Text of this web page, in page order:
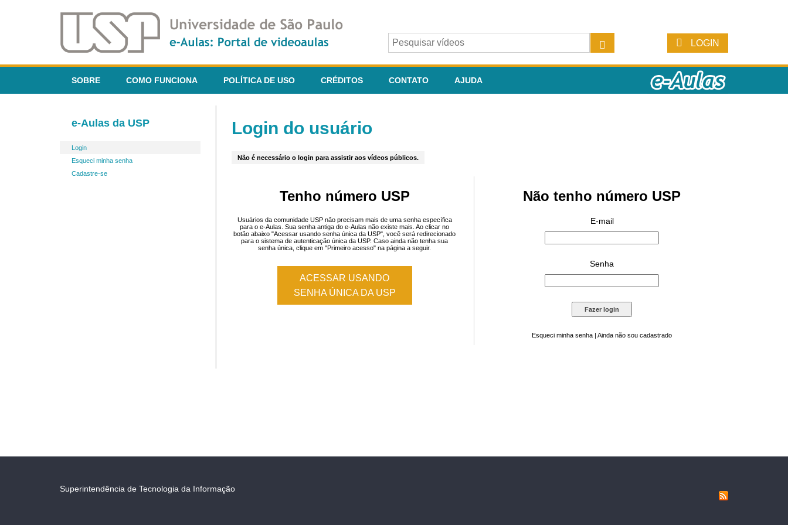
LOGIN
SOBRE COMO FUNCIONA POLÍTICA DE USO CRÉDITOS CONTATO AJUDA
e-Aulas da USP
Login
Esqueci minha senha
Cadastre-se
Login do usuário
Não é necessário o login para assistir aos vídeos públicos.
Tenho número USP
Usuários da comunidade USP não precisam mais de uma senha específica
para o e-Aulas. Sua senha antiga do e-Aulas não existe mais. Ao clicar no
botão abaixo "Acessar usando senha única da USP", você será redirecionado
para o sistema de autenticação única da USP. Caso ainda não tenha sua
senha única, clique em "Primeiro acesso" na página a seguir.
ACESSAR USANDO
SENHA ÚNICA DA USP
Não tenho número USP
E-mail
Senha
Esqueci minha senha | Ainda não sou cadastrado
Superintendência de Tecnologia da Informação